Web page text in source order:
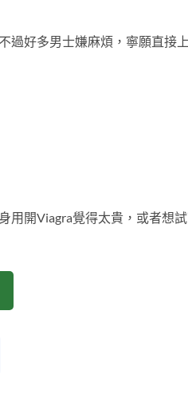
過好多男士嫌麻煩，寧願直接
用開Viagra覺得太貴，或者想